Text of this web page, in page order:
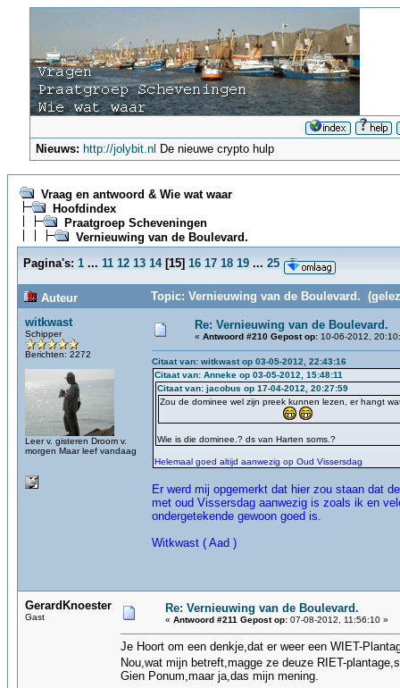
Nieuws: http://jolybit.nl De nieuwe crypto hulp
Vraag en antwoord & Wie wat waar
Hoofdindex
Praatgroep Scheveningen
Vernieuwing van de Boulevard.
Pagina's: 1 ... 11 12 13 14[15] 16 17 18 19 ... 25
Auteur
Topic: Vernieuwing van de Boulevard.
witkwast
Schipper
Berichten: 2272
Leer v. gisteren Droom v.
morgen Maar leef vandaag
Re: Vernieuwing van de Boulevard.
« Antwoord #210 Gepost op: 10-06-2012,
Citaat van: witkwast op 03-05-2012, 22:43:16
Citaat van: Anneke op 03-05-2012, 15:48:11
Citaat van: jacobus op 17-04-2012, 20:27:59
Zou de dominee wel zijn preek kunnen lezen, er hangt
Wie is die dominee.? ds van Harten soms.?
Helemaal goed altijd aanwezig op Oud Vissersdag
Er werd mij opgemerkt dat hier zou staan dat
met oud Vissersdag aanwezig is zoals ik en
ondergetekende gewoon goed is.
Witkwast ( Aad )
GerardKnoester
Gast
Re: Vernieuwing van de Boulevard.
« Antwoord #211 Gepost op: 07-08-2012, 11:56:10 »
Je Hoort om een denkje,dat er weer een WIET-
Nou,wat mijn betreft,magge ze deuze RIET-
Gien Ponum,maar ja,das mijn mening.